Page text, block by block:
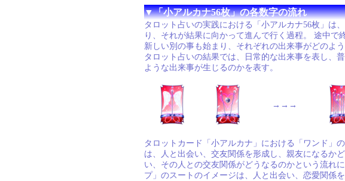
▼「小アルカナ56枚」の各数字の流れ
タロット占いの実践における「小アルカナ56枚」は
り、それが結果に向かって進んで行く過程。 途中で
新しい別の事も始まり、それぞれの出来事がどのよう
タロット占いの結果では、日常的な出来事を表し、
ような出来事が生じるのかを表す。
→→→
タロットカード「小アルカナ」における「ワンド」
は、人と出会い、交友関係を形成し、親友になるか
い、その人との交友関係がどうなるのかという流れ
プ」のスートのイメージは、人と出会い、恋愛関係